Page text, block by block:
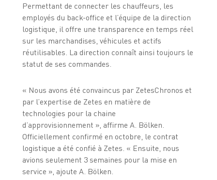
Permettant de connecter les chauffeurs, les
employés du back-office et l’équipe de la direction
logistique, il offre une transparence en temps réel
sur les marchandises, véhicules et actifs
réutilisables. La direction connaît ainsi toujours le
statut de ses commandes.
« Nous avons été convaincus par ZetesChronos et
par l’expertise de Zetes en matière de
technologies pour la chaine
d’approvisionnement », affirme A. Bölken.
Officiellement confirmé en octobre, le contrat
logistique a été confié à Zetes. « Ensuite, nous
avions seulement 3 semaines pour la mise en
service », ajoute A. Bölken.